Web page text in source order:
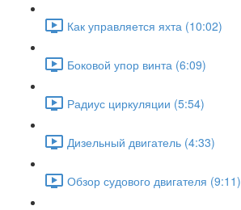
Как управляется яхта (10:02)
Боковой упор винта (6:09)
Радиус циркуляции (5:54)
Дизельный двигатель (4:33)
Обзор судового двигателя (9:11)